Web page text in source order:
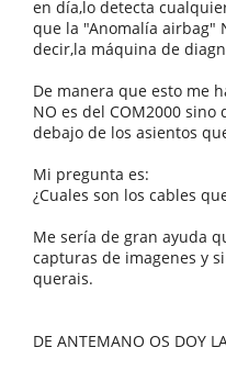
en día,lo detecta
que la "Anomalía airbag"
decir,la máquina de
De manera que esto me
NO es del COM2000
debajo de los asientos
Mi pregunta es:
¿Cuales son los cables
Me sería de gran ayuda
capturas de imagenes y
querais.
DE ANTEMANO OS DOY